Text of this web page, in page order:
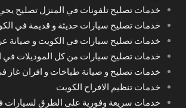
خدمات تصليح تلفونات في المنزل تصليح
خدمات تصليح سيارات حديثة و قديمة في الكويت 24
خدمات تصليح سيارات في الكويت و صيانة
خدمات تصليح سيارات من كل الموديلات في
خدمات تصليح و صيانة طباخات و افران غاز
خدمات تنظيم الافراح الكويت
خدمات سريعة وفورية على الطرق لسيارات